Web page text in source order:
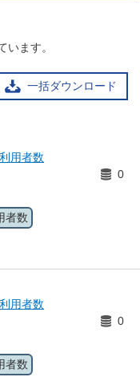
います。
一括ダウンロード
用者数
0
者数
用者数
0
者数